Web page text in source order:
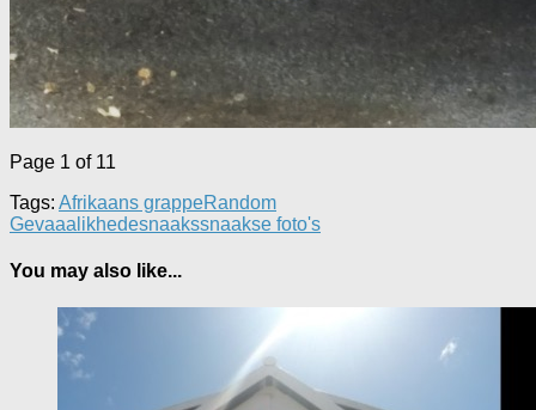
Page 1 of 11
Tags: Afrikaans grappeRandom
Gevaaalikhedesnaakssnaakse foto's
You may also like...